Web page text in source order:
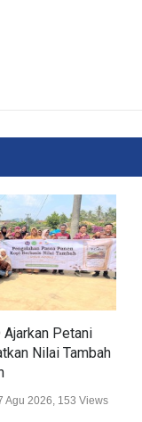
Ajarkan Petani
Nilai Tambah
Agu 2026, 153 Views